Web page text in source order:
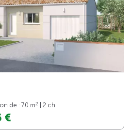
de : 70 m2
| 2 ch.
€